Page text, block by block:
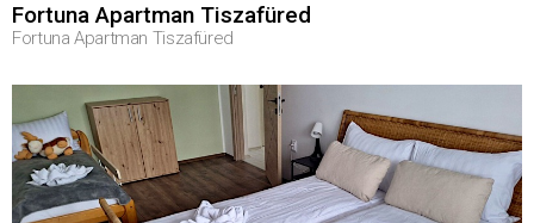
Fortuna Apartman Tiszafüred
Fortuna Apartman Tiszafüred